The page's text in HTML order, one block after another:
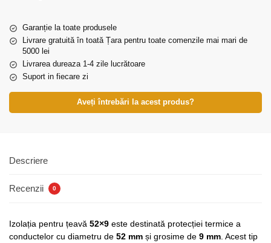
Garanție la toate produsele
Livrare gratuită în toată Țara pentru toate comenzile mai mari de
5000 lei
Livrarea dureaza 1-4 zile lucrătoare
Suport in fiecare zi
Aveți întrebări la acest produs?
Descriere
Recenzii 0
Izolația pentru țeavă 52×9 este destinată protecției termice a
conductelor cu diametru de 52 mm și grosime de 9 mm . Acest tip